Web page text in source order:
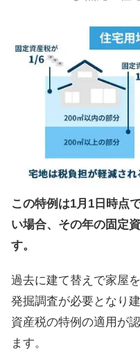
この特例は1月1日時点
い場合、その年の固定
す。
過去に建て替えで家屋
発掘調査が必要となり
資産税の特例の適用が
ます。